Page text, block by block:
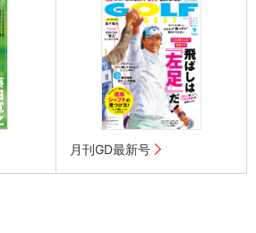
月刊GD最新号